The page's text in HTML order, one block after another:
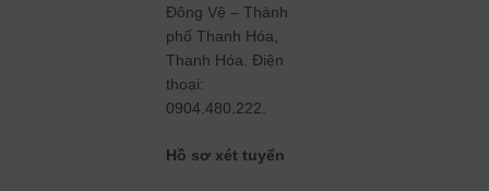
Đông Vệ – Thành
phố Thanh Hóa,
Thanh Hóa. Điện
thoại:
0904.480.222.
Hồ sơ xét tuyển